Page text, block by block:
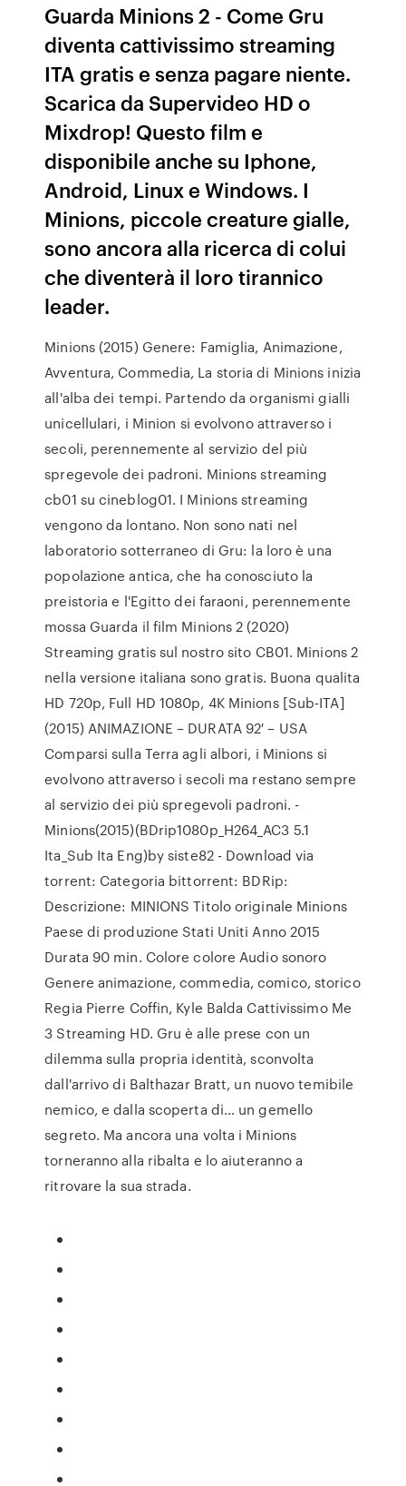
Guarda Minions 2 - Come Gru
diventa cattivissimo streaming
ITA gratis e senza pagare niente.
Scarica da Supervideo HD o
Mixdrop! Questo film e
disponibile anche su Iphone,
Android, Linux e Windows. I
Minions, piccole creature gialle,
sono ancora alla ricerca di colui
che diventerà il loro tirannico
leader.
Minions (2015) Genere: Famiglia, Animazione,
Avventura, Commedia, La storia di Minions inizia
all'alba dei tempi. Partendo da organismi gialli
unicellulari, i Minion si evolvono attraverso i
secoli, perennemente al servizio del più
spregevole dei padroni. Minions streaming
cb01 su cineblog01. I Minions streaming
vengono da lontano. Non sono nati nel
laboratorio sotterraneo di Gru: la loro è una
popolazione antica, che ha conosciuto la
preistoria e l'Egitto dei faraoni, perennemente
mossa Guarda il film Minions 2 (2020)
Streaming gratis sul nostro sito CB01. Minions 2
nella versione italiana sono gratis. Buona qualita
HD 720p, Full HD 1080p, 4K Minions [Sub-ITA]
(2015) ANIMAZIONE – DURATA 92′ – USA
Comparsi sulla Terra agli albori, i Minions si
evolvono attraverso i secoli ma restano sempre
al servizio dei più spregevoli padroni. -
Minions(2015)(BDrip1080p_H264_AC3 5.1
Ita_Sub Ita Eng)by siste82 - Download via
torrent: Categoria bittorrent: BDRip:
Descrizione: MINIONS Titolo originale Minions
Paese di produzione Stati Uniti Anno 2015
Durata 90 min. Colore colore Audio sonoro
Genere animazione, commedia, comico, storico
Regia Pierre Coffin, Kyle Balda Cattivissimo Me
3 Streaming HD. Gru è alle prese con un
dilemma sulla propria identità, sconvolta
dall'arrivo di Balthazar Bratt, un nuovo temibile
nemico, e dalla scoperta di… un gemello
segreto. Ma ancora una volta i Minions
torneranno alla ribalta e lo aiuteranno a
ritrovare la sua strada.